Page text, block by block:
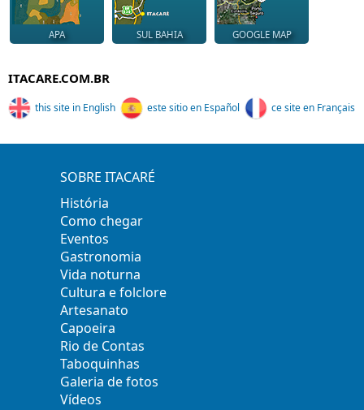
APA SUL BAHIA GOOGLE MAP
ITACARE.COM.BR
this site in English este sitio en Español ce site en Français
SOBRE ITACARÉ
História
Como chegar
Eventos
Gastronomia
Vida noturna
Cultura e folclore
Artesanato
Capoeira
Rio de Contas
Taboquinhas
Galeria de fotos
Vídeos